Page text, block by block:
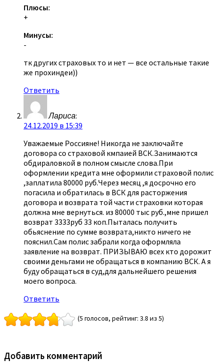
Плюсы:
+
Минусы:
-
тк других страховых то и нет — все остальные такие
же прохиндеи))
Ответить
Лариса:
24.12.2019 в 15:39
Уважаемые Россияне! Никогда не заключайте
договора со страховой кмпаией ВСК.Занимаются
обдираловкой в полном смысле слова.При
оформлении кредита мне оформили страховой полис
,заплатила 80000 руб.Через месяц ,я досрочно его
погасила и обратилась в ВСК для расторжения
договора и возврата той части страховки которая
должна мне вернуться. из 80000 тыс руб.,мне пришел
возврат 3333руб 33 коп.Пыталась получить
обьяснение по сумме возврата,никто ничего не
пояснил.Сам полис забрали когда оформляла
заявление на возврат. ПРИЗЫВАЮ всех кто дорожит
своими деньгами не обращаться в компанию ВСК. А я
буду обращаться в суд,для дальнейшего решения
моего вопроса.
Ответить
(5 голосов, рейтинг: 3.8 из 5)
Добавить комментарий